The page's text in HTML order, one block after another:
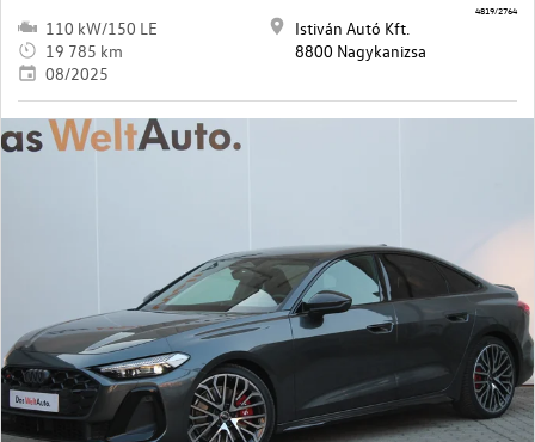
110 kW/150 LE
19 785 km
08/2025
Istiván Autó Kft.
8800 Nagykanizsa
4819/2764